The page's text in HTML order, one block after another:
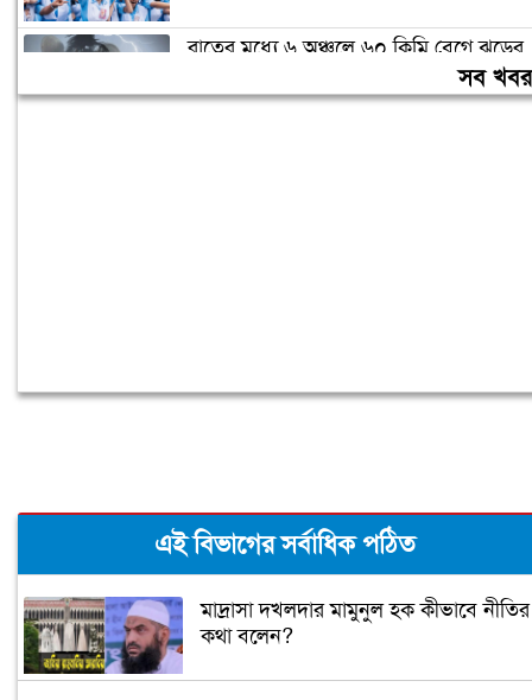
রাতের মধ্যে ৬ অঞ্চলে ৬০ কিমি বেগে ঝড়ের
সব
এই বিভাগের সর্বাধিক পঠিত
মাদ্রাসা দখলদার মামুনুল হক কীভাবে নীতির
কথা বলেন?